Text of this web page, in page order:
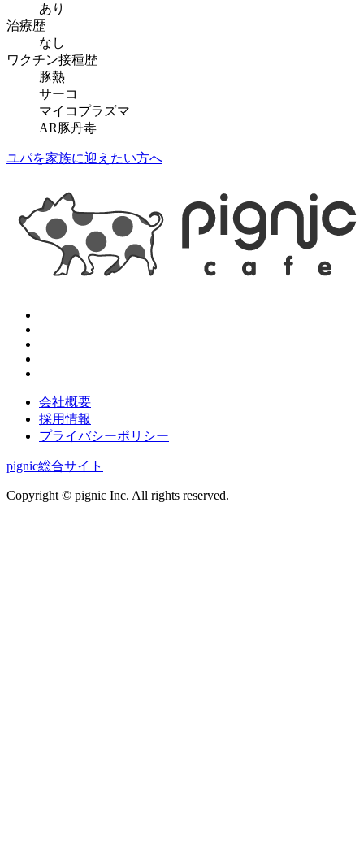
あり
治療歴
なし
ワクチン接種歴
豚熱
サーコ
マイコプラズマ
AR豚丹毒
ユパを家族に迎えたい方へ
会社概要
採用情報
プライバシーポリシー
pignic総合サイト
Copyright © pignic Inc. All rights reserved.